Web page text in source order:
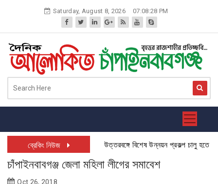
Saturday, August 8, 2026 07:08:29 PM
ব্রেকিং নিউজ উত্তরবঙ্গে বিশেষ উন্নয়ন প্রকল্প চালু হতে
চাঁপাইনবাবগঞ্জ জেলা মহিলা লীগের সমাবেশ
Oct 26, 2018